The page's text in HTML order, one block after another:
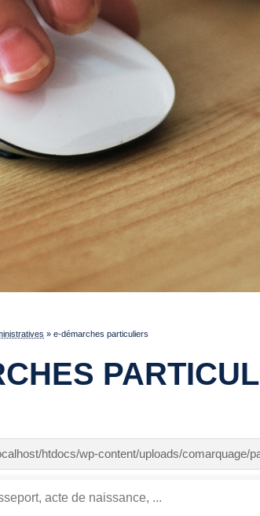
»e-démarches particuliers
htdocs/wp-content/uploads/comarquage/